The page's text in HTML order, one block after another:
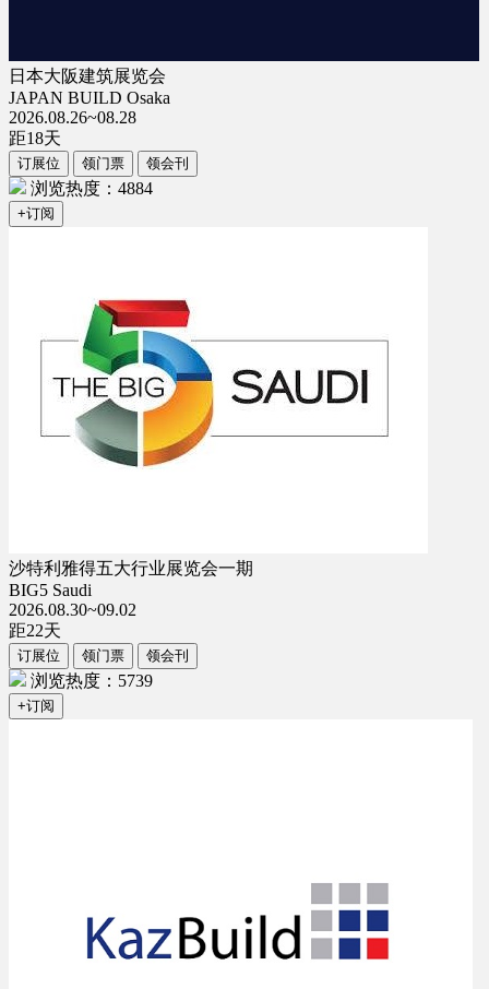
日本大阪建筑展览会
JAPAN BUILD Osaka
2026.08.26~08.28
距18天
订展位 领门票 领会刊
浏览热度：4884
+订阅
沙特利雅得五大行业展览会一期
BIG5 Saudi
2026.08.30~09.02
距22天
订展位 领门票 领会刊
浏览热度：5739
+订阅